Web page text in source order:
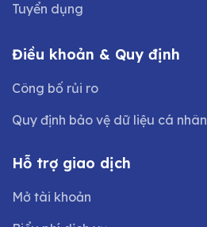
Tuyển dụng
Điều khoản & Quy định
Công bố rủi ro
Quy định bảo vệ dữ liệu cá nhân
Hỗ trợ giao dịch
Mở tài khoản